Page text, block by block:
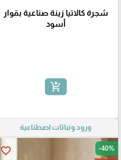
شجرة كالاتيا زينة صناعية بقوار
أسود
add_shopping_cart
ورود ونباتات اصطناعية
favorite_border -40%